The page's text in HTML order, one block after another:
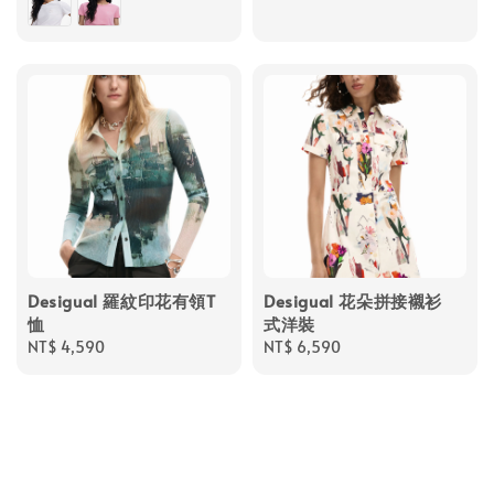
Desigual 羅紋印花有領T
恤
Regular
NT$ 4,590
Desigual 花朵拼接襯衫
式洋裝
Regular
NT$ 6,590